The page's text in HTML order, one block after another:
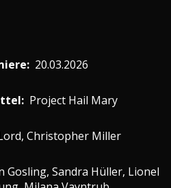
: 20.03.2026
Project Hail Mary
Christopher Miller
Gosling, Sandra Hüller, Lionel